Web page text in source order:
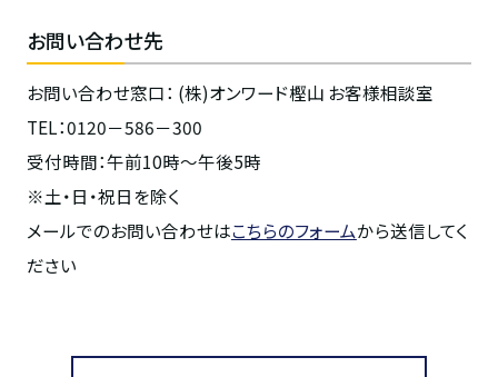
お問い合わせ先
お問い合わせ窓口： (株)オンワード樫山 お客様相談室
TEL：0120－586－300
受付時間：午前10時～午後5時
※土・日・祝日を除く
メールでのお問い合わせはこちらのフォームから送信してく
ださい